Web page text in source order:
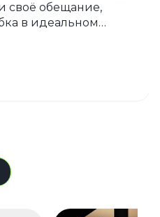
своё обещание,
в идеальном